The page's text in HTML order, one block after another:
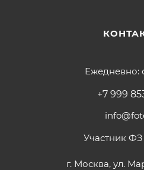
Ежедневно:
+7 999
Участник
г. Москва, ул.